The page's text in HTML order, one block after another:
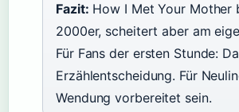
Fazit: How I Met Your Mother
2000er, scheitert aber am
Für Fans der ersten Stunde:
Erzählentscheidung. Für
Wendung vorbereitet sein.